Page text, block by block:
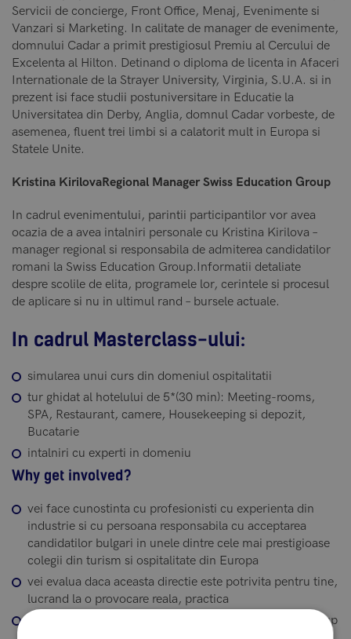
Servicii de concierge, Front Office, Menaj, Evenimente si
Vanzari si Marketing. In calitate de manager de evenimente,
domnului Cadar a primit prestigiosul Premiu al Cercului de
Excelenta al Hilton. Detinand o diploma de licenta in Afaceri
Internationale de la Strayer University, Virginia, S.U.A. si in
prezent isi face studii postuniversitare in Educatie la
Universitatea din Derby, Anglia, domnul Cadar vorbeste, de
asemenea, fluent trei limbi si a calatorit mult in Europa si
Statele Unite.
Kristina KirilovaRegional Manager Swiss Education Group
In cadrul evenimentului, parintii participantilor vor avea
ocazia de a avea intalniri personale cu Kristina Kirilova –
manager regional si responsabila de admiterea candidatilor
romani la Swiss Education Group.Informatii detaliate
despre scolile de elita, programele lor, cerintele si procesul
de aplicare si nu in ultimul rand – bursele actuale.
In cadrul Masterclass-ului:
simularea unui curs din domeniul ospitalitatii
tur ghidat al hotelului de 5*(30 min): Meeting-rooms,
SPA, Restaurant, camere, Housekeeping si depozit,
Bucatarie
intalniri cu experti in domeniu
Why get involved?
vei face cunostinta cu profesionisti cu experienta din
industrie si cu persoana responsabila cu acceptarea
candidatilor bulgari in unele dintre cele mai prestigioase
colegii din turism si ospitalitate din Europa
vei evalua daca aceasta directie este potrivita pentru tine,
lucrand la o provocare reala, practica
afli mai multe despre formarea in Swiss Education Group